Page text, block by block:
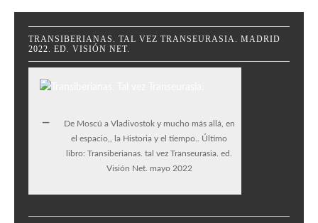
TRANSIBERIANAS. TAL VEZ TRANSEURASIA. MADRID
2022. ED. VISIÓN NET.
De Moscú a Vladivostok y mucho más allá, en
el espacio,, la Historia y el tiempo.. Último
libro: Transiberianas. tal vez Transeurasia. ed.
Visión Net. mayo 2022